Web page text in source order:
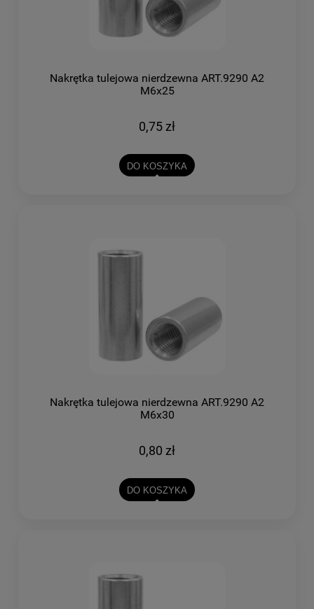
Nakrętka tulejowa nierdzewna ART.9290 A2
M6x25
0,75 zł
DO KOSZYKA
Nakrętka tulejowa nierdzewna ART.9290 A2
M6x30
0,80 zł
DO KOSZYKA